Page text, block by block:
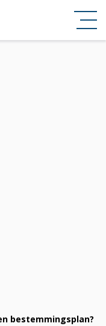
bestemmingsplan?